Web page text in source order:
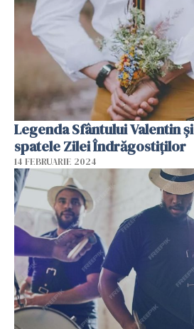
Legenda Sfântului Valentin
spatele Zilei Îndrăgostiților
14 FEBRUARIE 2024